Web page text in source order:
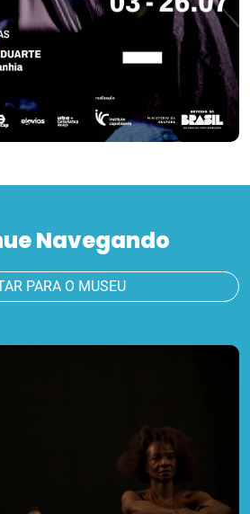
Navegando
PARA O MUSEU